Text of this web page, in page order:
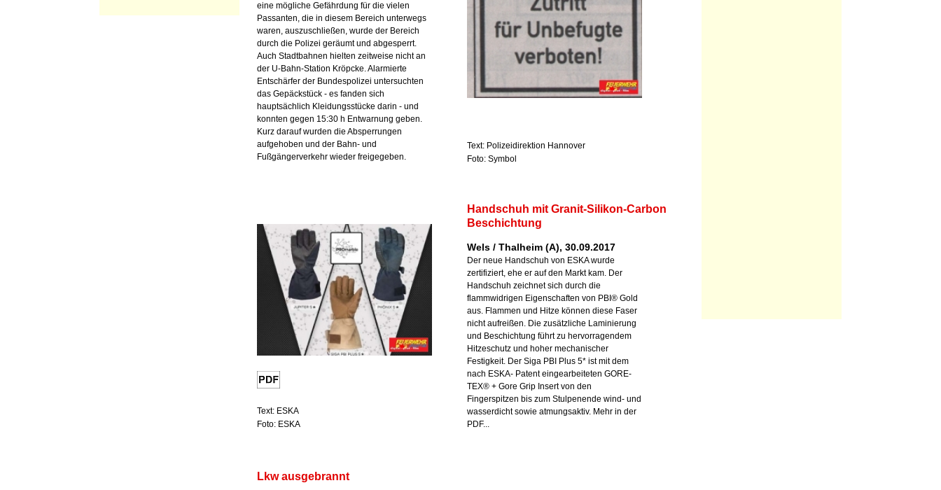
Text: Polizeidirektion Hannover
Foto: Symbol
eine mögliche Gefährdung für die vielen
Passanten, die in diesem Bereich unterwegs
waren, auszuschließen, wurde der Bereich
durch die Polizei geräumt und abgesperrt.
Auch Stadtbahnen hielten zeitweise nicht an
der U-Bahn-Station Kröpcke. Alarmierte
Entschärfer der Bundespolizei untersuchten
das Gepäckstück - es fanden sich
hauptsächlich Kleidungsstücke darin - und
konnten gegen 15:30 h Entwarnung geben.
Kurz darauf wurden die Absperrungen
aufgehoben und der Bahn- und
Fußgängerverkehr wieder freigegeben.
Text: ESKA
Foto: ESKA
Handschuh mit Granit-Silikon-Carbon
Beschichtung
Wels / Thalheim (A), 30.09.2017
Der neue Handschuh von ESKA wurde
zertifiziert, ehe er auf den Markt kam. Der
Handschuh zeichnet sich durch die
flammwidrigen Eigenschaften von PBI® Gold
aus. Flammen und Hitze können diese Faser
nicht aufreißen. Die zusätzliche Laminierung
und Beschichtung führt zu hervorragendem
Hitzeschutz und hoher mechanischer
Festigkeit. Der Siga PBI Plus 5* ist mit dem
nach ESKA- Patent eingearbeiteten GORE-
TEX® + Gore Grip Insert von den
Fingerspitzen bis zum Stulpenende wind- und
wasserdicht sowie atmungsaktiv. Mehr in der
PDF...
Lkw ausgebrannt